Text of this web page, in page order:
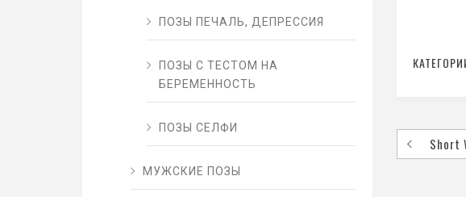
Short
ПОЗЫ ПЕЧАЛЬ, ДЕПРЕССИЯ
ПОЗЫ С ТЕСТОМ НА
БЕРЕМЕННОСТЬ
ПОЗЫ СЕЛФИ
МУЖСКИЕ ПОЗЫ